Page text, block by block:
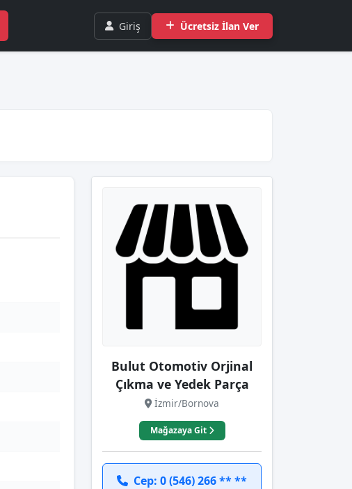
Giriş Ücretsiz İlan Ver
Bulut Otomotiv Orjinal
Çıkma ve Yedek Parça
İzmir/Bornova
Mağazaya Git
Cep: 0 (546) 266 ** **